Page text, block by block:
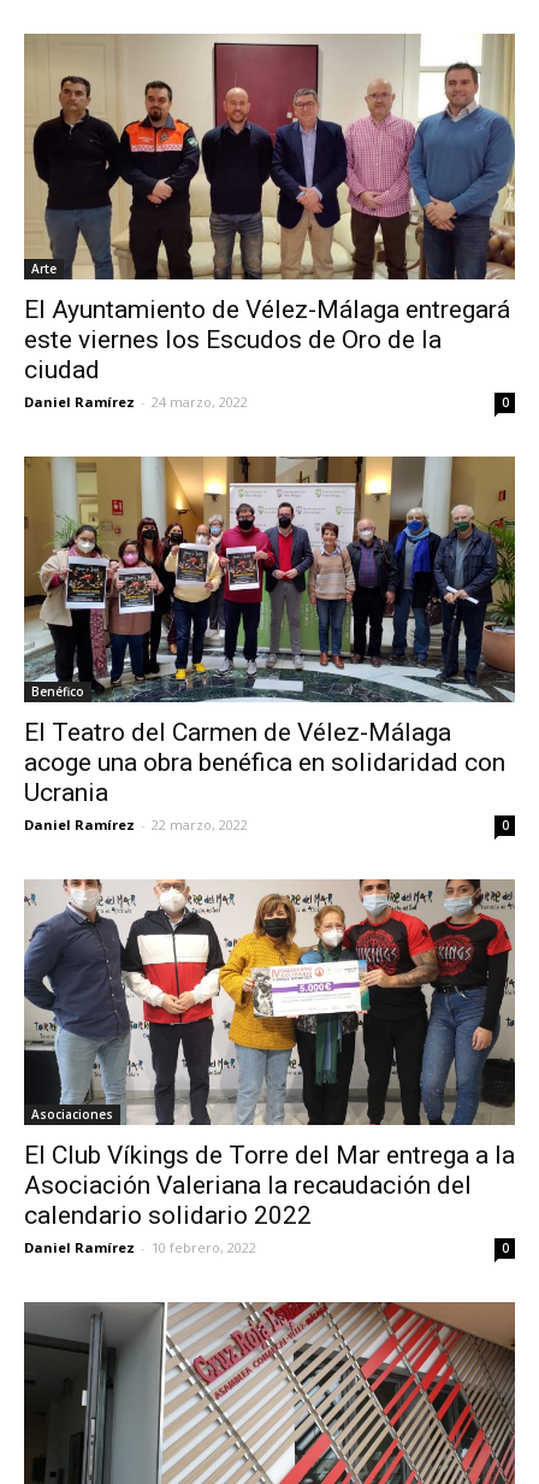
Arte
El Ayuntamiento de Vélez-Málaga entregará
este viernes los Escudos de Oro de la
ciudad
Daniel Ramírez - 24 marzo, 2022 0
Benéfico
El Teatro del Carmen de Vélez-Málaga
acoge una obra benéfica en solidaridad con
Ucrania
Daniel Ramírez - 22 marzo, 2022 0
Asociaciones
El Club Víkings de Torre del Mar entrega a la
Asociación Valeriana la recaudación del
calendario solidario 2022
Daniel Ramírez - 10 febrero, 2022 0